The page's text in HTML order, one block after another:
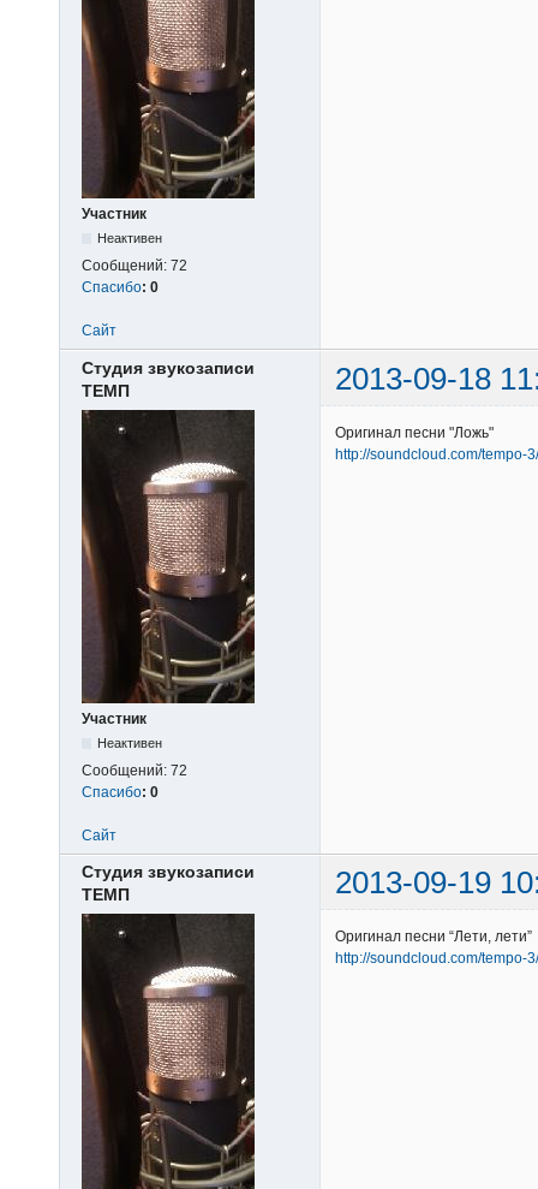
Участник
Неактивен
Сообщений: 72
Спасибо: 0
Сайт
Студия звукозаписи
ТЕМП
2013-09-18
Участник
Неактивен
Сообщений: 72
Спасибо: 0
Оригинал песни "Ложь"
http://soundcloud.com/tempo-
Сайт
Студия звукозаписи
ТЕМП
2013-09-19
Оригинал песни “Лети, лети”
http://soundcloud.com/tempo-